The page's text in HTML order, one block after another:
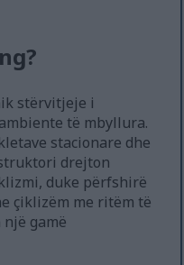
stërvitjeje i
të mbyllura.
stacionare dhe
drejton
duke përfshirë
çiklizëm me ritëm të
gamë